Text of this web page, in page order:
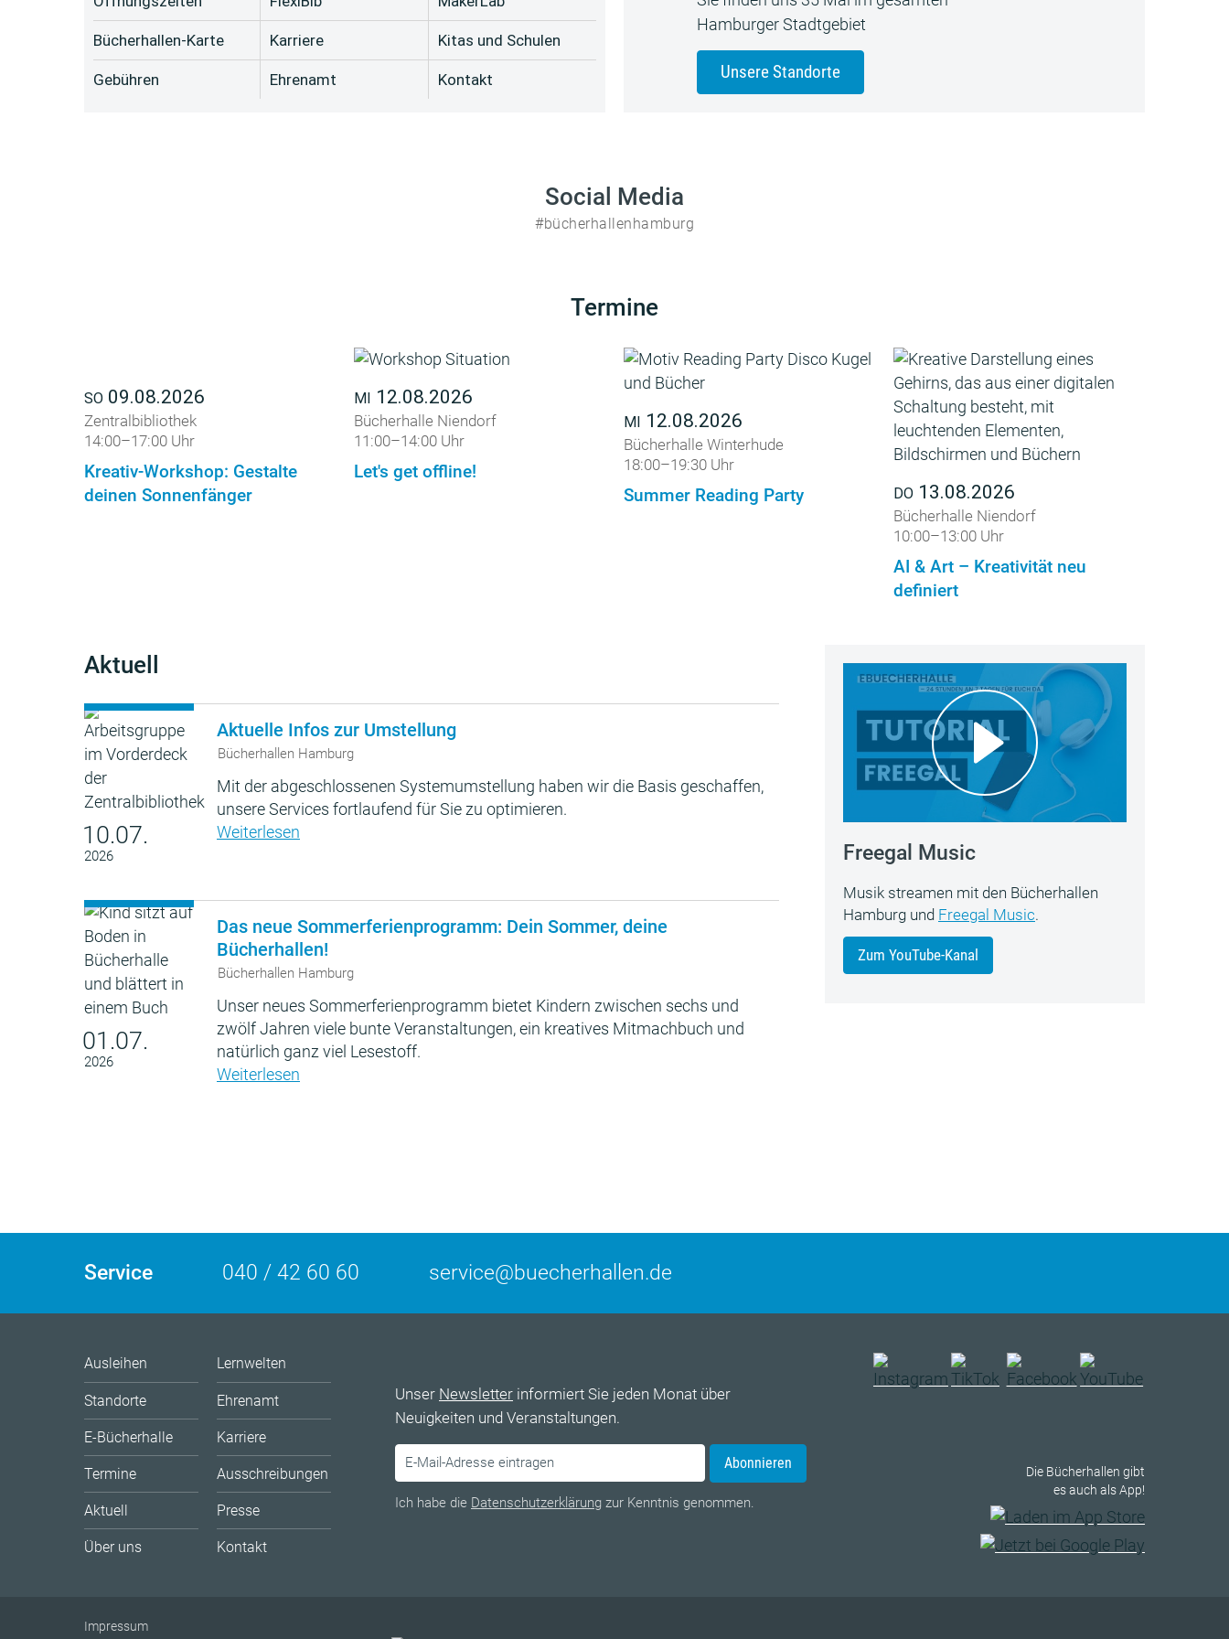
Bücherhallen-Karte
Gebühren
Karriere
Ehrenamt
Kitas und Schulen
Kontakt
Hamburger Stadtgebiet
Unsere Standorte
Social Media
#bücherhallenhamburg
Termine
SO 09.08.2026
Zentralbibliothek
14:00–17:00 Uhr
Kreativ-Workshop: Gestalte
deinen Sonnenfänger
MI 12.08.2026
Bücherhalle Niendorf
11:00–14:00 Uhr
Let's get offline!
MI 12.08.2026
Bücherhalle Winterhude
18:00–19:30 Uhr
Summer Reading Party DO 13.08.2026
Bücherhalle Niendorf
10:00–13:00 Uhr
AI & Art – Kreativität neu
definiert
Aktuell
10.07.
2026
Aktuelle Infos zur Umstellung
Bücherhallen Hamburg
Mit der abgeschlossenen Systemumstellung haben wir die Basis geschaffen,
unsere Services fortlaufend für Sie zu optimieren.
Weiterlesen
01.07.
2026
Das neue Sommerferienprogramm: Dein Sommer, deine
Bücherhallen!
Bücherhallen Hamburg
Unser neues Sommerferienprogramm bietet Kindern zwischen sechs und
zwölf Jahren viele bunte Veranstaltungen, ein kreatives Mitmachbuch und
natürlich ganz viel Lesestoff.
Weiterlesen
Freegal Music
Musik streamen mit den Bücherhallen
Hamburg und Freegal Music.
Zum YouTube-Kanal
Service 040 / 42 60 60 service@buecherhallen.de
Ausleihen
Standorte
E-Bücherhalle
Termine
Aktuell
Über uns
Lernwelten
Ehrenamt
Karriere
Ausschreibungen
Presse
Kontakt
Unser Newsletter informiert Sie jeden Monat über
Neuigkeiten und Veranstaltungen.
Abonnieren
Ich habe die Datenschutzerklärung zur Kenntnis genommen.
Die Bücherhallen gibt
es auch als App!
Impressum